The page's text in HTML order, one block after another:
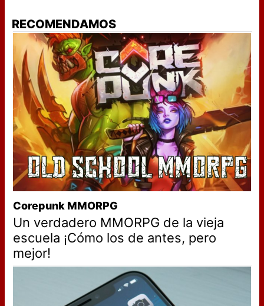
RECOMENDAMOS
Corepunk MMORPG
Un verdadero MMORPG de la vieja
escuela ¡Cómo los de antes, pero
mejor!